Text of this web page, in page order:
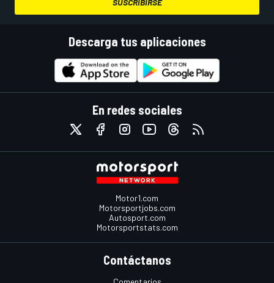
Descarga tus aplicaciones
En redes sociales
Motor1.com
Motorsportjobs.com
Autosport.com
Motorsportstats.com
Contáctanos